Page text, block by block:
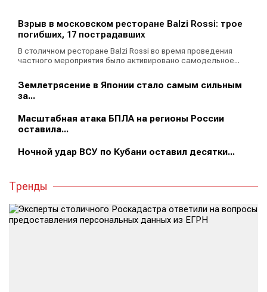
Взрыв в московском ресторане Balzi Rossi: трое
погибших, 17 пострадавших
В столичном ресторане Balzi Rossi во время проведения
частного мероприятия было активировано самодельное...
Землетрясение в Японии стало самым сильным
за...
Масштабная атака БПЛА на регионы России
оставила...
Ночной удар ВСУ по Кубани оставил десятки...
Тренды